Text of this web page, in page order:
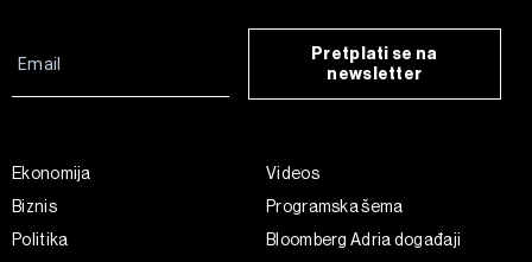
Pretplati se na
newsletter
Ekonomija
Biznis
Politika
Videos
Programska šema
Bloomberg Adria događaji